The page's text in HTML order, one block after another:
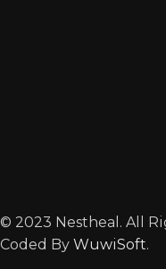
© 2023 Nestheal. All
Coded By WuwiSoft.